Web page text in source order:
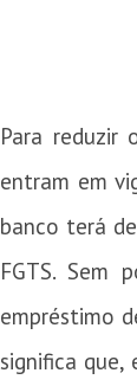
Para reduzir
entram em
banco terá
FGTS. Sem
empréstimo
significa que,